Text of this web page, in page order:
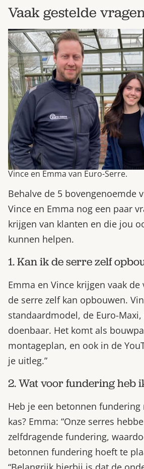
Vaak gestelde
Vince en Emma van Euro-Serre.
Behalve de 5 bovengenoemde
Vince en Emma nog een paar
krijgen van klanten en die jou
kunnen helpen.
1. Kan ik de serre zelf
Emma en Vince krijgen vaak
de serre zelf kan opbouwen.
standaardmodel, de Euro-Maxi,
doenbaar. Het komt als
montageplan, en ook in de
je uitleg.”
2. Wat voor fundering heb
Heb je een betonnen
kas? Emma: “Onze serres
zelfdragende fundering,
betonnen fundering hoeft te